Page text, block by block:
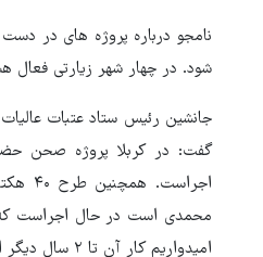
نامجو درباره پروژه های در
شود. در چهار شهر زیارتی فعال
جانشین رئیس ستاد عتبات
گفت: در کربلا پروژه صحن
محمدی است در حال اجراست
امیدواریم کار آن تا ۲ سال دیگر انجام شود.